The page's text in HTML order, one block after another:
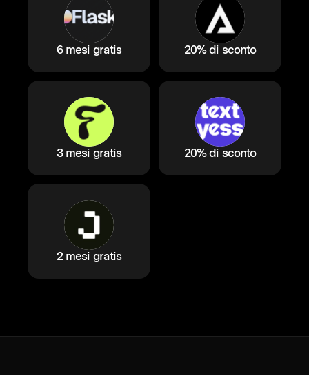
6 mesi gratis 20% di sconto
3 mesi gratis 20% di sconto
2 mesi gratis